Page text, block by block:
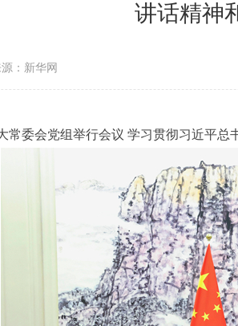
讲话精神
源：新华网
常委会党组举行会议 学习贯彻习近平